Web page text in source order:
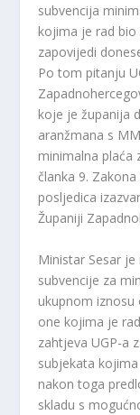
subvencija
kojima je rad
zapovijedi
Po tom pitanju
koje je županija
aranžmana s
minimalna plaća
članka 9.
posljedica
Županiji
Ministar Sesar
subvencije za
ukupnom iznosu
one kojima je
zahtjeva UGP-a
subjekata
nakon toga
skladu s